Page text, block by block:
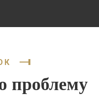
проблему